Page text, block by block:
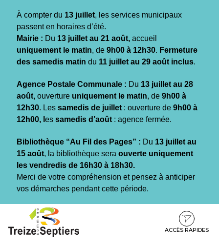
À compter du 13 juillet, les services municipaux
passent en horaires d’été.
Mairie : Du 13 juillet au 21 août, accueil
uniquement le matin, de 9h00 à 12h30. Fermeture
des samedis matin du 11 juillet au 29 août inclus.
Agence Postale Communale : Du 13 juillet au 28
août, ouverture uniquement le matin, de 9h00 à
12h30. Les samedis de juillet : ouverture de 9h00 à
12h00, l es samedis d’août : agence fermée.
Bibliothèque “Au Fil des Pages” : Du 13 juillet au
15 août, la bibliothèque sera ouverte uniquement
les vendredis de 16h30 à 18h30.
Merci de votre compréhension et pensez à anticiper
vos démarches pendant cette période.
contenu
pied
ACCÈS RAPIDES